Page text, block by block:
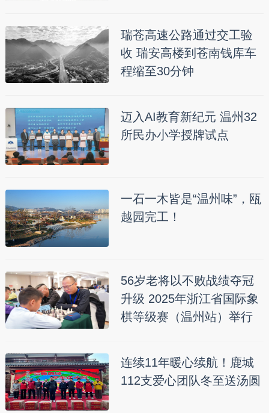
瑞苍高速公路通过交工验
收 瑞安高楼到苍南钱库车
程缩至30分钟
迈入AI教育新纪元 温州32
所民办小学授牌试点
一石一木皆是“温州味”，瓯
越园完工！
56岁老将以不败战绩夺冠
升级 2025年浙江省国际象
棋等级赛（温州站）举行
连续11年暖心续航！鹿城
112支爱心团队冬至送汤圆